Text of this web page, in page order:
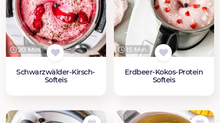
20 Min.
Schwarzwälder-Kirsch-
Softeis
15 Min.
Erdbeer-Kokos-Protein
Softeis